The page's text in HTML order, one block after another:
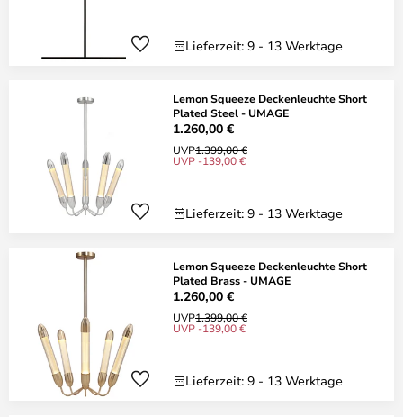
Lieferzeit: 9 - 13 Werktage
Lemon Squeeze Deckenleuchte Short
Plated Steel - UMAGE
1.260,00 €
UVP1.399,00 €
UVP -139,00 €
Lieferzeit: 9 - 13 Werktage
Lemon Squeeze Deckenleuchte Short
Plated Brass - UMAGE
1.260,00 €
UVP1.399,00 €
UVP -139,00 €
Lieferzeit: 9 - 13 Werktage